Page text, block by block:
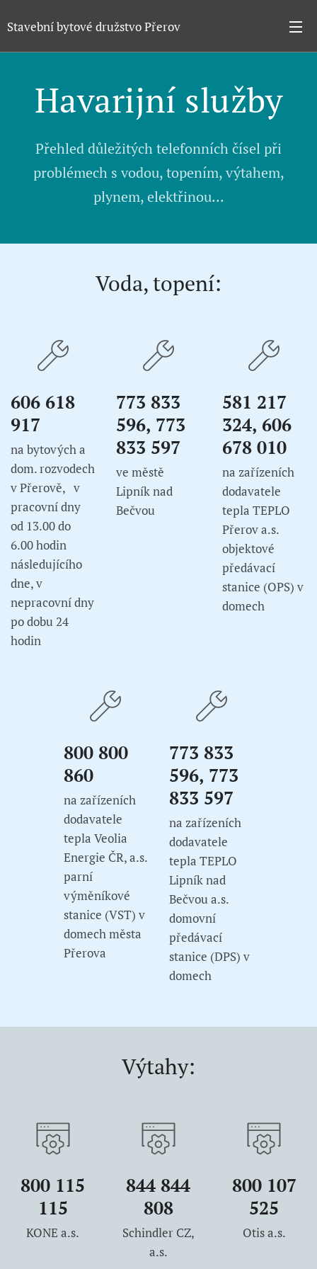
Stavební bytové družstvo Přerov
Havarijní služby
Přehled důležitých telefonních čísel při
problémech s vodou, topením, výtahem,
plynem, elektřinou...
Voda, topení:
606 618
917
na bytových a
dom. rozvodech
v Přerově, v
pracovní dny
od 13.00 do
6.00 hodin
následujícího
dne, v
nepracovní dny
po dobu 24
hodin
773 833
596, 773
833 597
ve městě
Lipník nad
Bečvou
581 217
324, 606
678 010
na zařízeních
dodavatele
tepla TEPLO
Přerov a.s.
objektové
předávací
stanice (OPS) v
domech
800 800
860
na zařízeních
dodavatele
tepla Veolia
Energie ČR, a.s.
parní
výměníkové
stanice (VST) v
domech města
Přerova
773 833
596, 773
833 597
na zařízeních
dodavatele
tepla TEPLO
Lipník nad
Bečvou a.s.
domovní
předávací
stanice (DPS) v
domech
Výtahy:
800 115
115
KONE a.s.
844 844
808
Schindler CZ,
a.s.
800 107
525
Otis a.s.